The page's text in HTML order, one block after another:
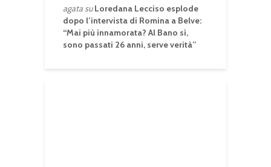
agatasuLoredana Lecciso esplode
dopo l’intervista di Romina a Belve:
“Mai più innamorata? Al Bano sì,
sono passati 26 anni, serve verità”